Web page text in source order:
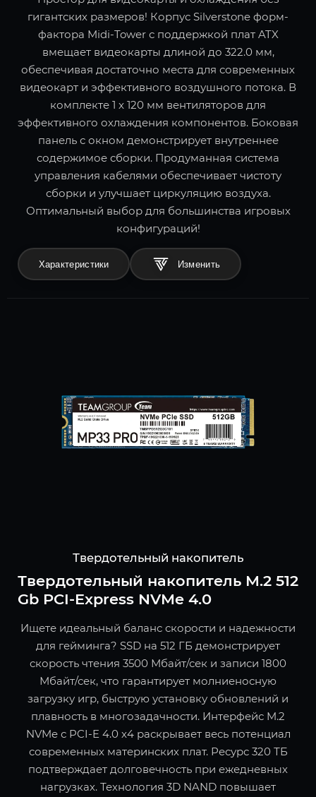
гигантских размеров! Корпус Silverstone форм-
фактора Midi-Tower с поддержкой плат ATX
вмещает видеокарты длиной до 322.0 мм,
обеспечивая достаточно места для современных
видеокарт и эффективного воздушного потока. В
комплекте 1 x 120 мм вентиляторов для
эффективного охлаждения компонентов. Боковая
панель с окном демонстрирует внутреннее
содержимое сборки. Продуманная система
управления кабелями обеспечивает чистоту
сборки и улучшает циркуляцию воздуха.
Оптимальный выбор для большинства игровых
конфигураций!
Характеристики
Твердотельный накопитель
Твердотельный накопитель M.2 512
Gb PCI-Express NVMe 4.0
Ищете идеальный баланс скорости и надежности
для гейминга? SSD на 512 ГБ демонстрирует
скорость чтения 3500 Мбайт/сек и записи 1800
Мбайт/сек, что гарантирует молниеносную
загрузку игр, быструю установку обновлений и
плавность в многозадачности. Интерфейс M.2
NVMe с PCI-E 4.0 x4 раскрывает весь потенциал
современных материнских плат. Ресурс 320 ТБ
подтверждает долговечность при ежедневных
нагрузках. Технология 3D NAND повышает